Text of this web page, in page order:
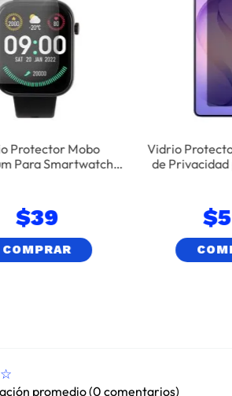
Protector Mobo
Para Smartwatch
$39
COMPRAR
Vidrio
de Privacidad
$
☆
promedio(0 comentarios)